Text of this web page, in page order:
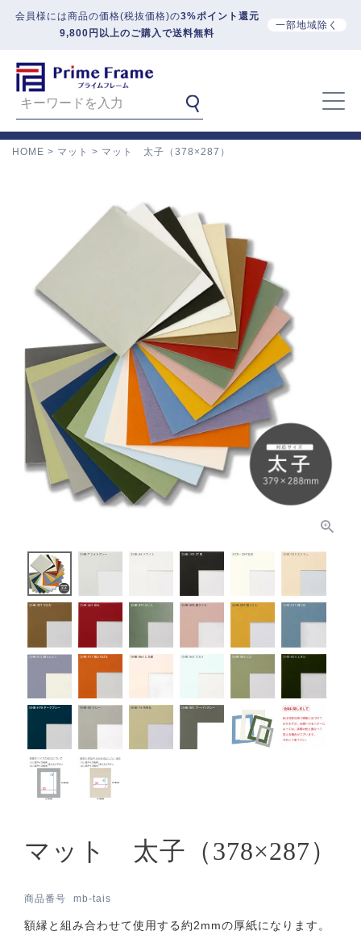
会員様には商品の価格(税抜価格)の3%ポイント還元
9,800円以上のご購入で送料無料
一部地域除く
HOME マット マット 太子（378×287）
マット 太子（378×287）
商品番号 mb-tais
額縁と組み合わせて使用する約2mmの厚紙になります。